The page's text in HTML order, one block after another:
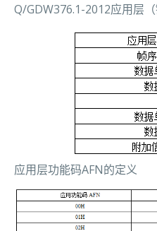
Q/GDW376.1-2012应用层
应用层功能码AFN的定义